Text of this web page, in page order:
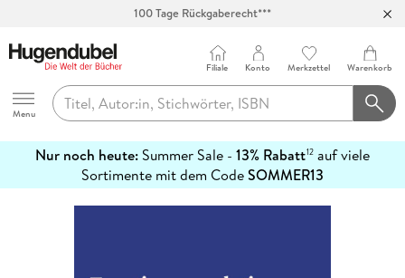
100 Tage Rückgaberecht***
Hugendubel
Menu
Filiale Konto Merkzettel Warenkorb
Nur noch heute: Summer Sale - 13% Rabatt12 auf viele
Sortimente mit dem CodeSOMMER13
erfahren